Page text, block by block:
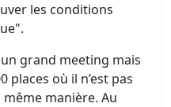
les conditions
grand meeting mais
places où il n’est pas
manière. Au